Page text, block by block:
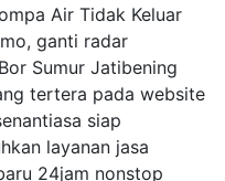
Air Tidak Keluar
ganti radar
Sumur Jatibening
tertera pada website
siap
layanan jasa
24jam nonstop